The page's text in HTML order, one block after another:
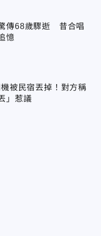
傳68歲驟逝 昔合唱
憶
被民宿丟掉！對方稱
」惹議